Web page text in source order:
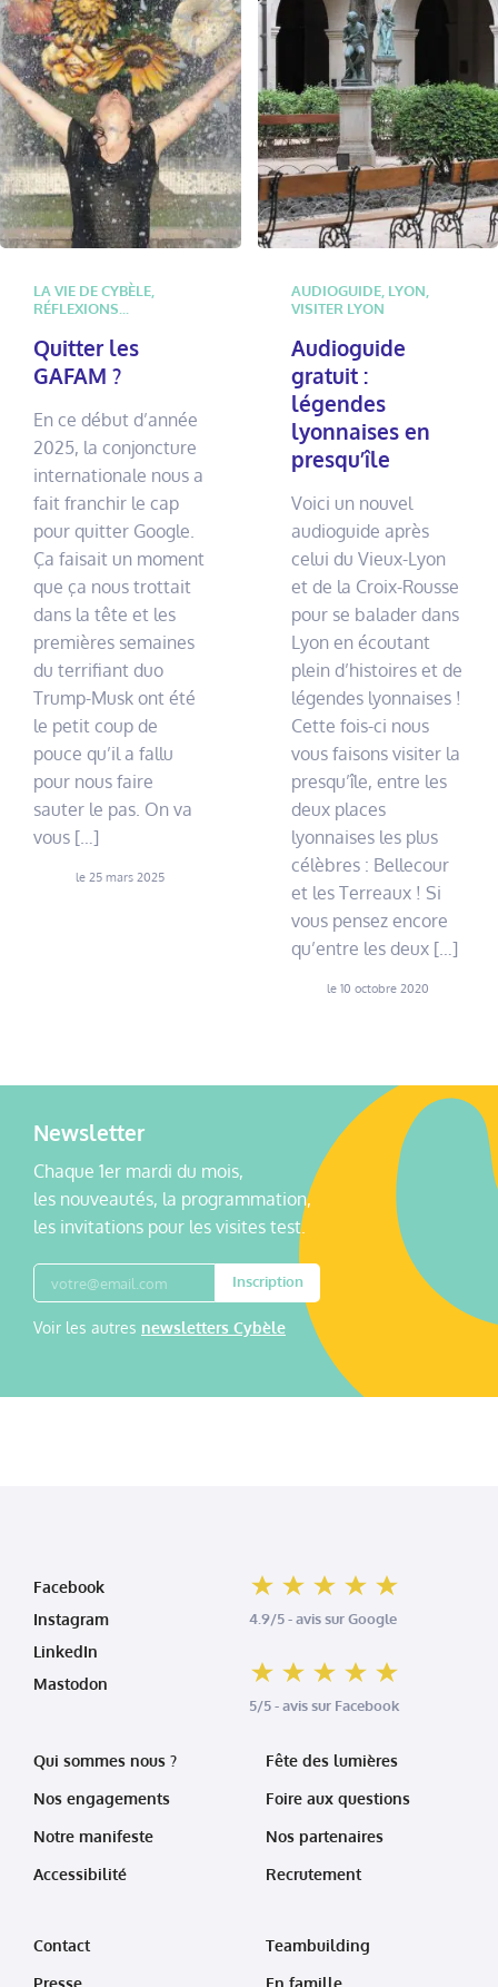
LA VIE DE CYBÈLE
RÉFLEXIONS...
Quitter les
GAFAM ?
En ce début d’année
2025, la conjoncture
internationale nous a
fait franchir le cap
pour quitter Google.
Ça faisait un moment
que ça nous trottait
dans la tête et les
premières semaines
du terrifiant duo
Trump-Musk ont été
le petit coup de
pouce qu’il a fallu
pour nous faire
sauter le pas. On va
vous […]
le 25 mars 2025
AUDIOGUIDE, LYON
VISITER LYON
Audioguide
gratuit :
légendes
lyonnaises en
presqu’île
Voici un nouvel
audioguide après
celui du Vieux-Lyon
et de la Croix-Rousse
pour se balader dans
Lyon en écoutant
plein d’histoires et de
légendes lyonnaises !
Cette fois-ci nous
vous faisons visiter la
presqu’île, entre les
deux places
lyonnaises les plus
célèbres : Bellecour
et les Terreaux ! Si
vous pensez encore
qu’entre les deux […]
le 10 octobre 2020
Newsletter
Chaque 1er mardi du mois,
les nouveautés, la programmation,
les invitations pour les visites test.
Inscription
Voir les autres newsletters Cybèle
Qui sommes nous ?
Nos engagements
Notre manifeste
Accessibilité
Fête des lumières
Foire aux questions
Nos partenaires
Recrutement
Contact
Presse
Teambuilding
En famille
4.9/5 - avis sur Google
5/5 - avis sur Facebook
Facebook
Instagram
LinkedIn
Mastodon